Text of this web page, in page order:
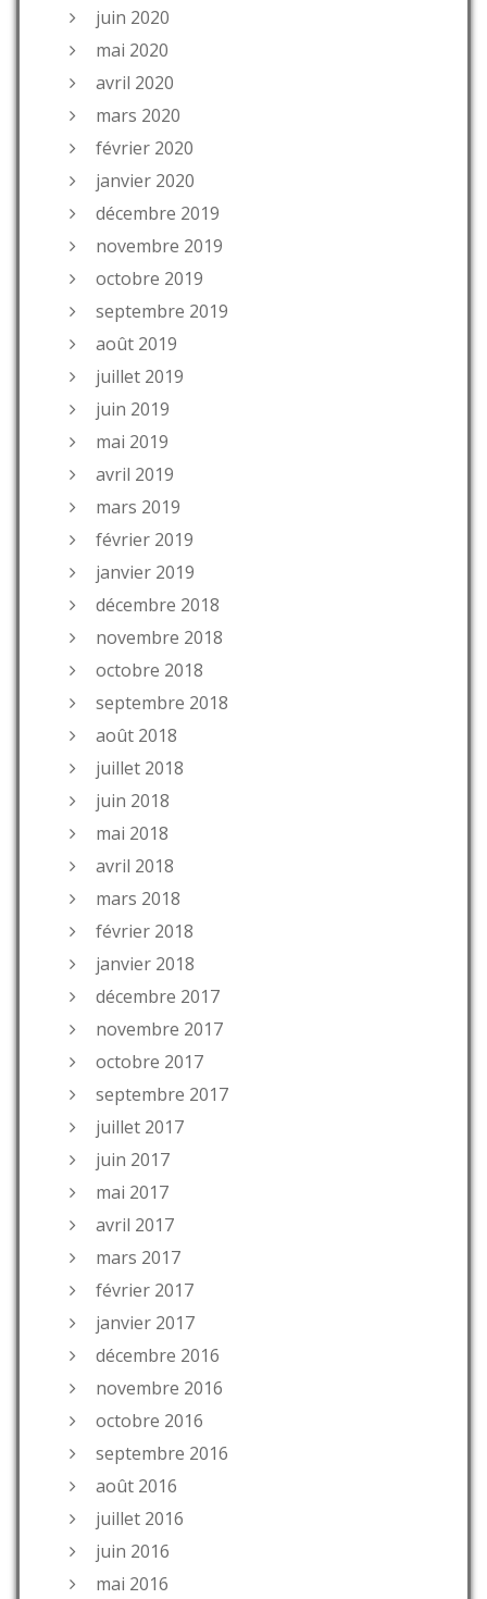
juin 2020
mai 2020
avril 2020
mars 2020
février 2020
janvier 2020
décembre 2019
novembre 2019
octobre 2019
septembre 2019
août 2019
juillet 2019
juin 2019
mai 2019
avril 2019
mars 2019
février 2019
janvier 2019
décembre 2018
novembre 2018
octobre 2018
septembre 2018
août 2018
juillet 2018
juin 2018
mai 2018
avril 2018
mars 2018
février 2018
janvier 2018
décembre 2017
novembre 2017
octobre 2017
septembre 2017
juillet 2017
juin 2017
mai 2017
avril 2017
mars 2017
février 2017
janvier 2017
décembre 2016
novembre 2016
octobre 2016
septembre 2016
août 2016
juillet 2016
juin 2016
mai 2016